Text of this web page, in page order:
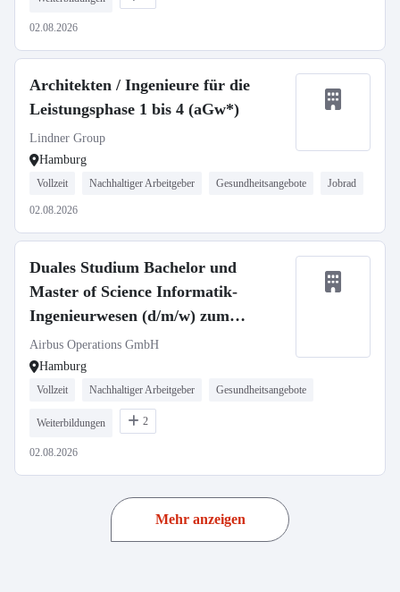
02.08.2026
Architekten / Ingenieure für die
Leistungsphase 1 bis 4 (aGw*)
Lindner Group
Hamburg
Vollzeit Nachhaltiger Arbeitgeber Gesundheitsangebote Jobrad
02.08.2026
Duales Studium Bachelor und
Master of Science Informatik-
Ingenieurwesen (d/m/w) zum
01.10.2027
Airbus Operations GmbH
Hamburg
Vollzeit Nachhaltiger Arbeitgeber Gesundheitsangebote
Weiterbildungen 2
02.08.2026
Mehr anzeigen